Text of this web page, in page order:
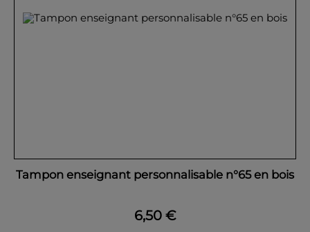
Tampon enseignant personnalisable n°65 en bois
6,50 €